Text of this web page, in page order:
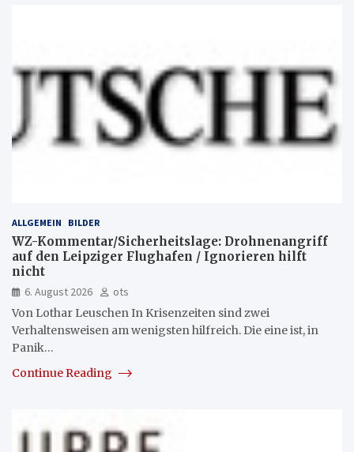
ALLGEMEIN BILDER
WZ-Kommentar/Sicherheitslage: Drohnenangriff
auf den Leipziger Flughafen / Ignorieren hilft
nicht
6. August 2026
ots
Von Lothar Leuschen In Krisenzeiten sind zwei
Verhaltensweisen am wenigsten hilfreich. Die eine ist, in
Panik…
Continue Reading